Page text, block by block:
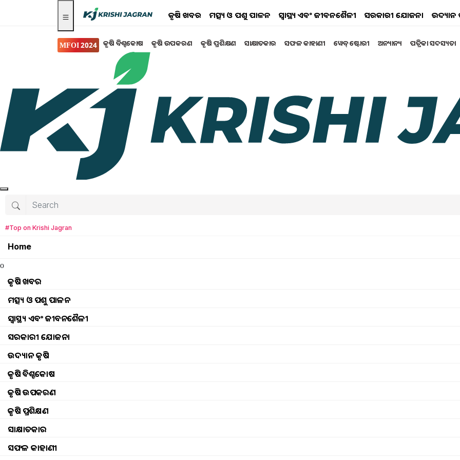
କୃଷି ଖବର ମତ୍ସ୍ୟ ଓ ପଶୁ ପାଳନ ସ୍ୱାସ୍ଥ୍ୟ ଏବଂ ଜୀବନଶୈଳୀ ସରକାରୀ ଯୋଜନା ଉଦ୍ୟାନ
MFOI 2024 କୃଷି ବିଶ୍ବକୋଷ କୃଷି ଉପକରଣ କୃଷି ପ୍ରଶିକ୍ଷଣ ସାକ୍ଷାତକାର ସଫଳ କାହାଣୀ ୱେବ୍ ଷ୍ଟୋରୀ ଅନ୍ୟାନ୍ୟ ପତ୍ରିକା ସଦସ୍ୟତା
#Top on Krishi Jagran
Home
o
କୃଷି ଖବର
ମତ୍ସ୍ୟ ଓ ପଶୁ ପାଳନ
ସ୍ୱାସ୍ଥ୍ୟ ଏବଂ ଜୀବନଶୈଳୀ
ସରକାରୀ ଯୋଜନା
ଉଦ୍ୟାନ କୃଷି
କୃଷି ବିଶ୍ବକୋଷ
କୃଷି ଉପକରଣ
କୃଷି ପ୍ରଶିକ୍ଷଣ
ସାକ୍ଷାତକାର
ସଫଳ କାହାଣୀ
କୃଷି ଖବର
7th Pay Commission: ଜୁଲାଇ-ଅଗଷ୍ଟରେ ମହଙ୍ଗା
ଭତ୍ତା ୪% ହାରରେ ବୃଦ୍ଧି!
କେନ୍ଦ୍ରୀୟ କର୍ମଚାରୀଙ୍କ ପାଇଁ ଜାନୁଆରୀ ମାସର ଭତ୍ତା ପରେ ଆଉ ଏକ ବଡ଼ ଖବର ଆସୁଛି । ଜାନୁଆରୀରେ ମହଙ୍ଗା ଭତ୍ତା